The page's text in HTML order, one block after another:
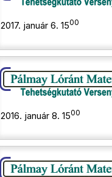
2017. január 6. 1500
2016. január 8. 1500